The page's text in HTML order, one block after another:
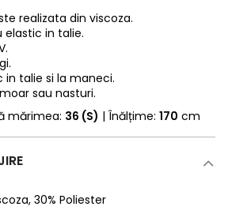
realizata din viscoza.
elastic in talie.
in talie si la maneci.
sau nasturi.
mărimea: 36 (S) | Înălțime: 170 cm
, 30% Poliester